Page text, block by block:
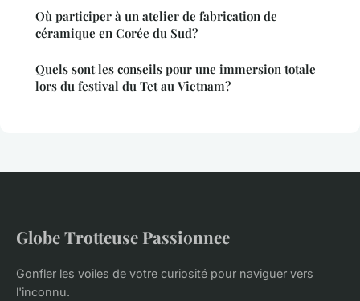
Où participer à un atelier de fabrication de
céramique en Corée du Sud?
Quels sont les conseils pour une immersion totale
lors du festival du Tet au Vietnam?
Globe Trotteuse Passionnee
Gonfler les voiles de votre curiosité pour naviguer vers
l'inconnu.